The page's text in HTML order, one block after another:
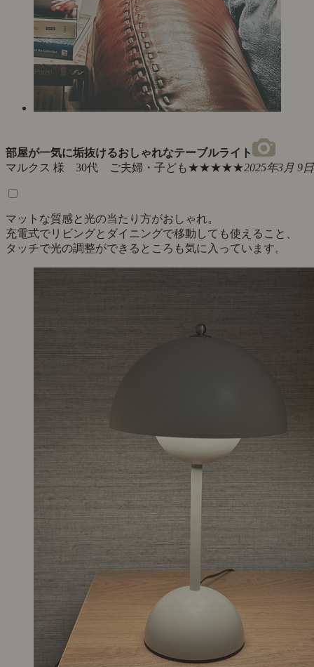
部屋が一気に垢抜けるおしゃれなテーブルライト
マルクス 様 30代 ご夫婦・子ども★★★★★2025年3月 9日
マットな質感と光の当たり方がおしゃれ。
充電式でリビングとダイニングで移動しても使えること、
タッチで光の調整ができるところも気に入っています。